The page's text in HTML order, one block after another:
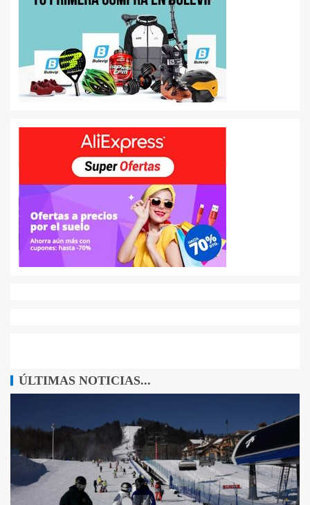
ÚLTIMAS NOTICIAS...